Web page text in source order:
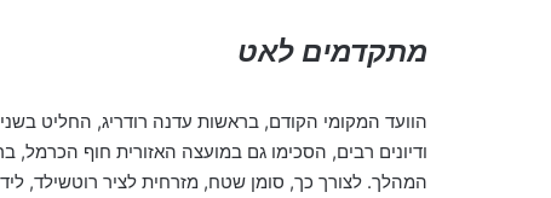
מתקדמים לאט
הוועד המקומי הקודם, בראשות עדנה רודריג, החליט
ודיונים רבים, הסכימו גם במועצה האזורית חוף הכרמל,
המהלך. לצורך כך, סומן שטח, מזרחית לציר רוטשילד,